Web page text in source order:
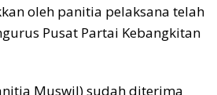
oleh panitia pelaksana telah
Pusat Partai Kebangkitan
Muswil) sudah diterima